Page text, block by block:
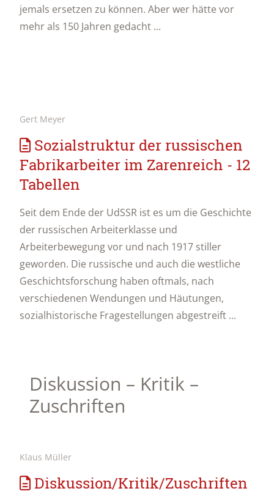
jemals ersetzen zu können. Aber wer hätte vor
mehr als 150 Jahren gedacht ...
Gert Meyer
Sozialstruktur der russischen
Fabrikarbeiter im Zarenreich - 12
Tabellen
Seit dem Ende der UdSSR ist es um die Geschichte
der russischen Arbeiterklasse und
Arbeiterbewegung vor und nach 1917 stiller
geworden. Die russische und auch die westliche
Geschichtsforschung haben oftmals, nach
verschiedenen Wendungen und Häutungen,
sozialhistorische Fragestellungen abgestreift ...
Diskussion – Kritik –
Zuschriften
Klaus Müller
Diskussion/Kritik/Zuschriften